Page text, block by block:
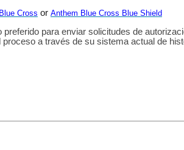
Cross or Anthem Blue Cross Blue Shield
para enviar solicitudes de
a través de su sistema actual de